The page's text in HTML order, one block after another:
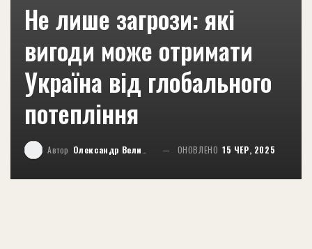
Не лише загрози: які
вигоди може отримати
Україна від глобального
потепління
Автор Олександр Великий ОНОВЛЕНО 15 ЧЕР, 2025